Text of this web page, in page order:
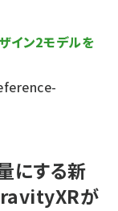
イン2モデルを
にする新
が